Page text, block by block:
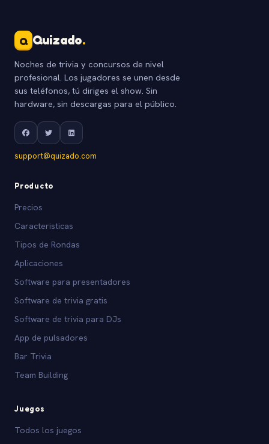
Q Quizado.
Noches de trivia y concursos de nivel
profesional. Los jugadores se unen desde
sus teléfonos, tú diriges el show. Sin
hardware, sin descargas para el público.
support@quizado.com
Producto
Precios
Caracteristicas
Tipos de Rondas
Aplicaciones
Software para presentadores
Software de trivia gratis
Software de trivia para DJs
App de pulsadores
Bar Trivia
Team Building
Juegos
Todos los juegos